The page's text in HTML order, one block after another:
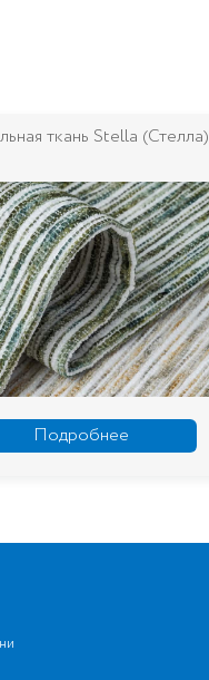
ткань Rich + Rich FL
Подробнее